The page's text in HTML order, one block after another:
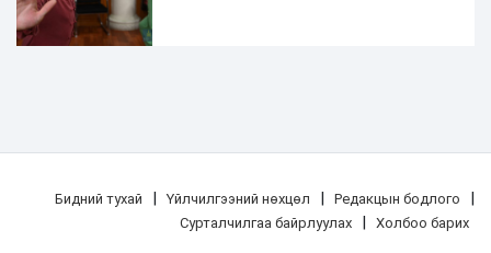
Бидний тухай | Үйлчилгээний нөхцөл | Редакцын бодлого |
Сурталчилгаа байрлуулах | Холбоо барих